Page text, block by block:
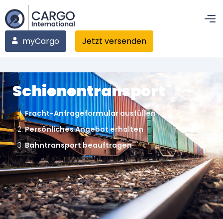
myCargo Jetzt versenden
Schienentransport
Fracht-Anfrageformular ausfüllen
Persönliches Angebot erhalten
Bahntransport beauftragen